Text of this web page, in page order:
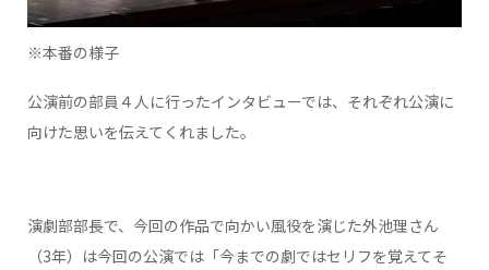
※本番の様子
公演前の部員４人に行ったインタビューでは、それぞれ公演に
向けた思いを伝えてくれました。
演劇部部長で、今回の作品で向かい風役を演じた外池理さん
（3年）は今回の公演では「今までの劇ではセリフを覚えてそ